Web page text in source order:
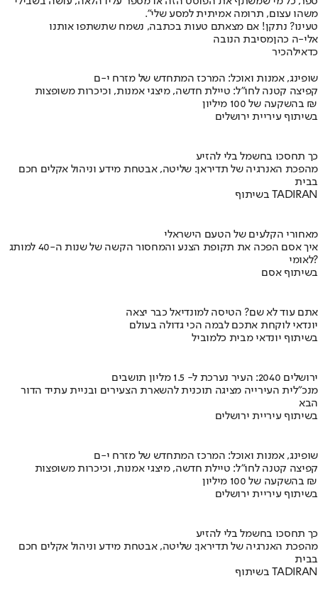
משהו עצום, תרומה אמיתית למסע שלי".
טעינו? נתקן! אם מצאתם טעות בכתבה, נשמח שתשתפו אותנו
אלי-ה כהןמסיבת הנובה
כדאילהכיר
שופינג, אמנות ואוכל: המרכז המתחדש של מזרח י-ם
קפיצה קטנה לחו"ל: טיילת חדשה, מיצגי אמנות, וכיכרות משופצות
בהשקעה של 100 מיליון ₪
בשיתוף עיריית ירושלים
כך תחסכו בחשמל בלי להזיע
מהפכת האנרגיה של תדיראן: שליטה, אבטחת מידע וניהול אקלים חכם
בבית
בשיתוף TADIRAN
מאחורי הקלעים של הטעם הישראלי
איך אסם הפכה את תקופת הצנע והמחסור הקשה של שנות ה-40 למותג
לאומי?
בשיתוף אסם
אתם עוד לא שם? הטיסה למונדיאל כבר יצאה
יונדאי לוקחת אתכם לבמה הכי גדולה בעולם
בשיתוף יונדאי מבית כלמוביל
ירושלים 2040: העיר נערכת ל- 1.5 מליון תושבים
מנכ"לית העירייה מציגה תוכנית להשארת הצעירים ובניית עתיד הדור
הבא
בשיתוף עיריית ירושלים
שופינג, אמנות ואוכל: המרכז המתחדש של מזרח י-ם
קפיצה קטנה לחו"ל: טיילת חדשה, מיצגי אמנות, וכיכרות משופצות
בהשקעה של 100 מיליון ₪
בשיתוף עיריית ירושלים
כך תחסכו בחשמל בלי להזיע
מהפכת האנרגיה של תדיראן: שליטה, אבטחת מידע וניהול אקלים חכם
בבית
בשיתוף TADIRAN